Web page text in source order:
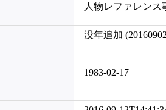
人物レファレンス
没年追加
1983-02-17